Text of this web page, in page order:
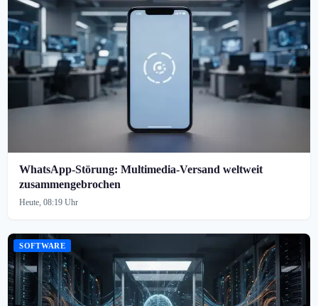
WhatsApp-Störung: Multimedia-Versand weltweit
zusammengebrochen
Heute, 08:19 Uhr
SOFTWARE